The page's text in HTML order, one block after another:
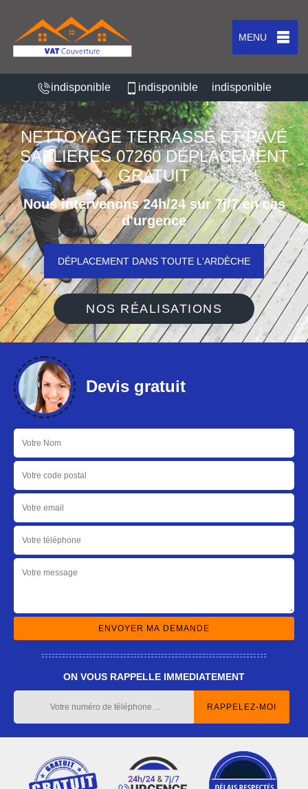
MENU
indisponible indisponible indisponible
NETTOYAGE TERRASSE ET PAVÉ
SABLIERES 07260 DÉPLACEMENT
GRATUIT
Nous intervenons 24h/24 sur 7j/7 en cas
d'urgence
DÉPLACEMENT DANS TOUTE L'ARDÈCHE
NOS RÉALISATIONS
Devis gratuit
ON VOUS RAPPELLE IMMEDIATEMENT